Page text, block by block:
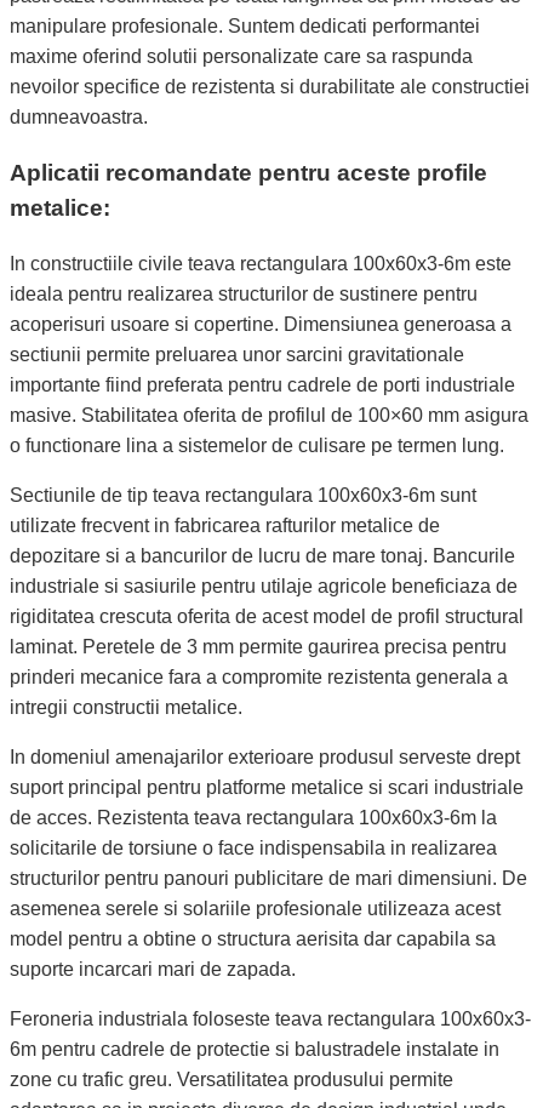
manipulare profesionale. Suntem dedicati performantei
maxime oferind solutii personalizate care sa raspunda
nevoilor specifice de rezistenta si durabilitate ale constructiei
dumneavoastra.
Aplicatii recomandate pentru aceste profile
metalice:
In constructiile civile teava rectangulara 100x60x3-6m este
ideala pentru realizarea structurilor de sustinere pentru
acoperisuri usoare si copertine. Dimensiunea generoasa a
sectiunii permite preluarea unor sarcini gravitationale
importante fiind preferata pentru cadrele de porti industriale
masive. Stabilitatea oferita de profilul de 100×60 mm asigura
o functionare lina a sistemelor de culisare pe termen lung.
Sectiunile de tip teava rectangulara 100x60x3-6m sunt
utilizate frecvent in fabricarea rafturilor metalice de
depozitare si a bancurilor de lucru de mare tonaj. Bancurile
industriale si sasiurile pentru utilaje agricole beneficiaza de
rigiditatea crescuta oferita de acest model de profil structural
laminat. Peretele de 3 mm permite gaurirea precisa pentru
prinderi mecanice fara a compromite rezistenta generala a
intregii constructii metalice.
In domeniul amenajarilor exterioare produsul serveste drept
suport principal pentru platforme metalice si scari industriale
de acces. Rezistenta teava rectangulara 100x60x3-6m la
solicitarile de torsiune o face indispensabila in realizarea
structurilor pentru panouri publicitare de mari dimensiuni. De
asemenea serele si solariile profesionale utilizeaza acest
model pentru a obtine o structura aerisita dar capabila sa
suporte incarcari mari de zapada.
Feroneria industriala foloseste teava rectangulara 100x60x3-
6m pentru cadrele de protectie si balustradele instalate in
zone cu trafic greu. Versatilitatea produsului permite